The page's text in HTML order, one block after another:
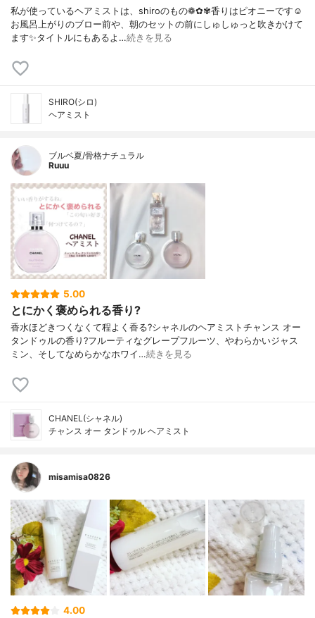
私が使っているヘアミストは、shiroのもの❁✿✾香りはピオニーです☺️
お風呂上がりのブロー前や、朝のセットの前にしゅしゅっと吹きかけて
ます✨タイトルにもあるよ…続きを見る
SHIRO(シロ)
ヘアミスト
ブルベ夏/骨格ナチュラル
Ruuu
5.00
とにかく褒められる香り?
香水ほどきつくなくて程よく香る?シャネルのヘアミストチャンス オー
タンドゥルの香り?フルーティなグレープフルーツ、やわらかいジャス
ミン、そしてなめらかなホワイ…続きを見る
CHANEL(シャネル)
チャンス オー タンドゥル ヘアミスト
misamisa0826
4.00